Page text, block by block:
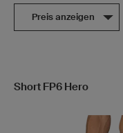
Preis anzeigen
Short FP6 Hero